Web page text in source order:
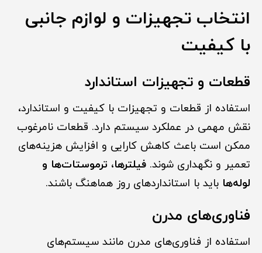
انتخاب تجهیزات و لوازم جانبی
با کیفیت
قطعات و تجهیزات استاندارد
استفاده از قطعات و تجهیزات با کیفیت و استاندارد،
نقش مهمی در عملکرد سیستم دارد. قطعات نامرغوب
ممکن است باعث کاهش کارایی و افزایش هزینه‌های
تعمیر و نگهداری شوند. فیلترها، ترموستات‌ها و
لوله‌ها باید با استانداردهای روز هماهنگ باشند.
فناوری‌های مدرن
استفاده از فناوری‌های مدرن مانند سیستم‌های